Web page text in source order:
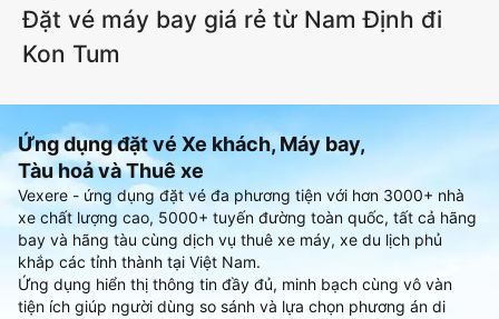
Đặt vé máy bay giá rẻ từ Nam Định đi
Kon Tum
Ứng dụng đặt vé Xe khách, Máy bay,
Tàu hoả và Thuê xe
Vexere - ứng dụng đặt vé đa phương tiện với hơn 3000+ nhà
xe chất lượng cao, 5000+ tuyến đường toàn quốc, tất cả hãng
bay và hãng tàu cùng dịch vụ thuê xe máy, xe du lịch phủ
khắp các tỉnh thành tại Việt Nam.
Ứng dụng hiển thị thông tin đầy đủ, minh bạch cùng vô vàn
tiện ích giúp người dùng so sánh và lựa chọn phương án di